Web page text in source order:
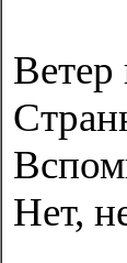
Ветер
Нет,